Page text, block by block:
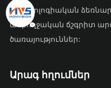
տեխնոլոգիական
ամբողջական ճշգրիտ
ծառայություններ:
Արագ հղումներ